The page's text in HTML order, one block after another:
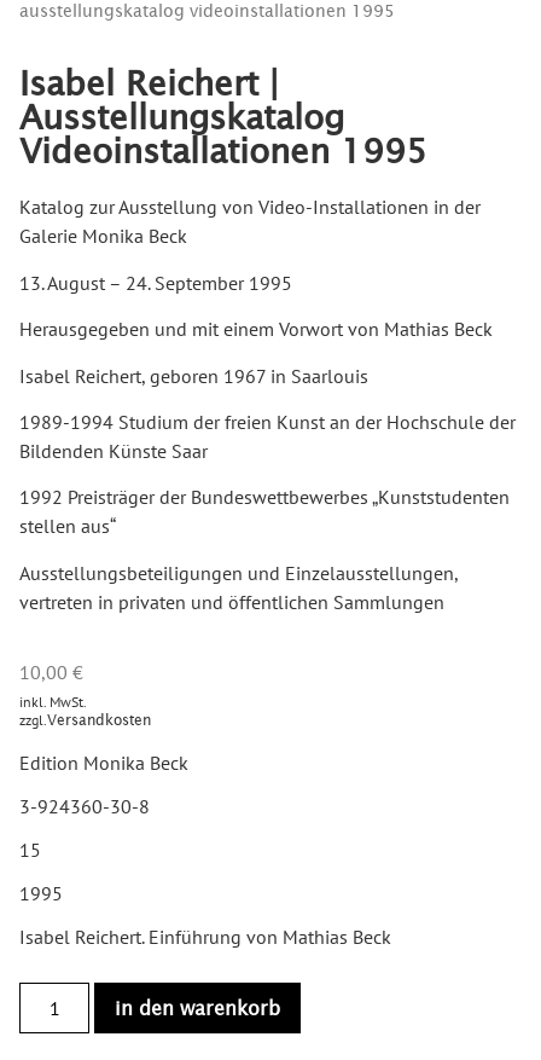
ausstellungskatalog videoinstallationen 1995
Isabel Reichert |
Ausstellungskatalog
Videoinstallationen 1995
Katalog zur Ausstellung von Video-Installationen in der
Galerie Monika Beck
13. August – 24. September 1995
Herausgegeben und mit einem Vorwort von Mathias Beck
Isabel Reichert, geboren 1967 in Saarlouis
1989-1994 Studium der freien Kunst an der Hochschule der
Bildenden Künste Saar
1992 Preisträger der Bundeswettbewerbes „Kunststudenten
stellen aus“
Ausstellungsbeteiligungen und Einzelausstellungen,
vertreten in privaten und öffentlichen Sammlungen
10,00 €
inkl. MwSt.
zzgl. Versandkosten
Edition Monika Beck
3-924360-30-8
15
1995
Isabel Reichert. Einführung von Mathias Beck
in den warenkorb